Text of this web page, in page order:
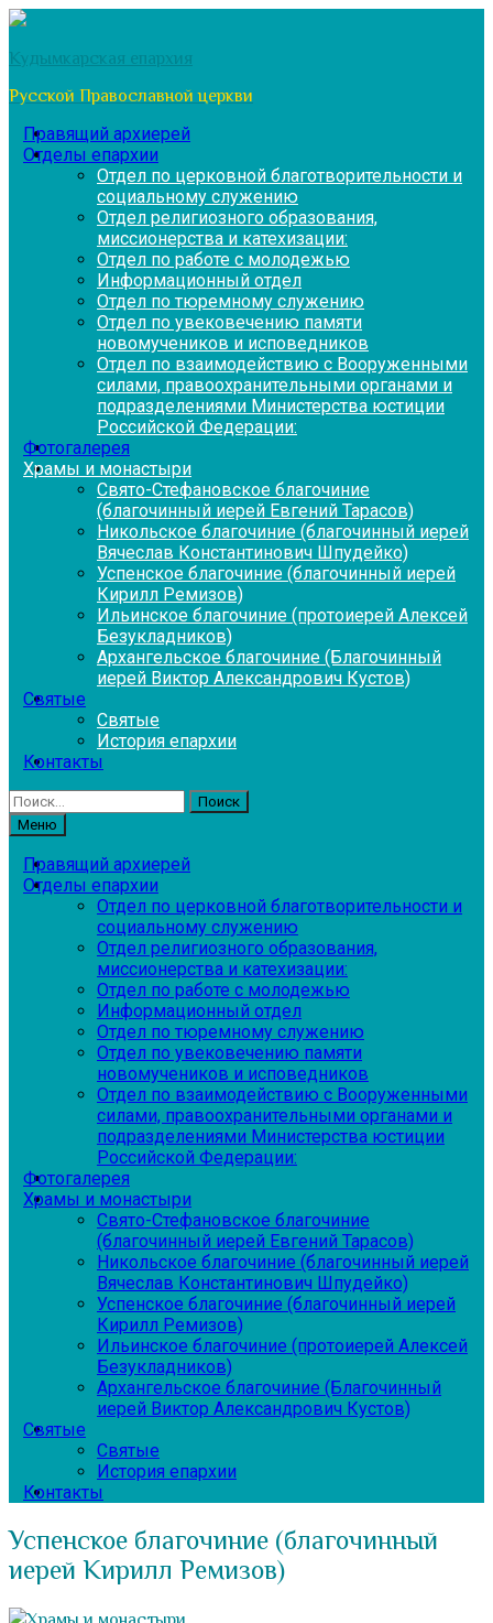
Перейти
содержимому
Кудымкарская епархия
Русской Православной церкви
Правящий архиерей
Отделы епархии
Отдел по церковной благотворительности и
социальному служению
Отдел религиозного образования,
миссионерства и катехизации:
Отдел по работе с молодежью
Информационный отдел
Отдел по тюремному служению
Отдел по увековечению памяти
новомучеников и исповедников
Отдел по взаимодействию с Вооруженными
силами, правоохранительными органами и
подразделениями Министерства юстиции
Российской Федерации:
Фотогалерея
Храмы и монастыри
Свято-Стефановское благочиние
(благочинный иерей Евгений Тарасов)
Никольское благочиние (благочинный иерей
Вячеслав Константинович Шпудейко)
Успенское благочиние (благочинный иерей
Кирилл Ремизов)
Ильинское благочиние (протоиерей Алексей
Безукладников)
Архангельское благочиние (Благочинный
иерей Виктор Александрович Кустов)
Святые
Святые
История епархии
Контакты
Найти:
Меню
Правящий архиерей
Отделы епархии
Отдел по церковной благотворительности и
социальному служению
Отдел религиозного образования,
миссионерства и катехизации:
Отдел по работе с молодежью
Информационный отдел
Отдел по тюремному служению
Отдел по увековечению памяти
новомучеников и исповедников
Отдел по взаимодействию с Вооруженными
силами, правоохранительными органами и
подразделениями Министерства юстиции
Российской Федерации:
Фотогалерея
Храмы и монастыри
Свято-Стефановское благочиние
(благочинный иерей Евгений Тарасов)
Никольское благочиние (благочинный иерей
Вячеслав Константинович Шпудейко)
Успенское благочиние (благочинный иерей
Кирилл Ремизов)
Ильинское благочиние (протоиерей Алексей
Безукладников)
Архангельское благочиние (Благочинный
иерей Виктор Александрович Кустов)
Святые
Святые
История епархии
Контакты
Успенское благочиние (благочинный
иерей Кирилл Ремизов)